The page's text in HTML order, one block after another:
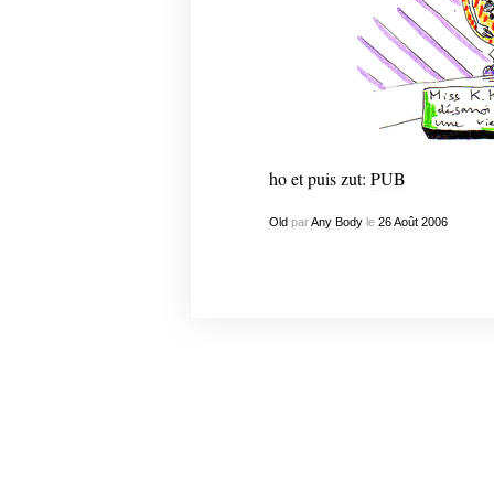
ho et puis zut: PUB
Old parAny Bodyle 26 Août 2006